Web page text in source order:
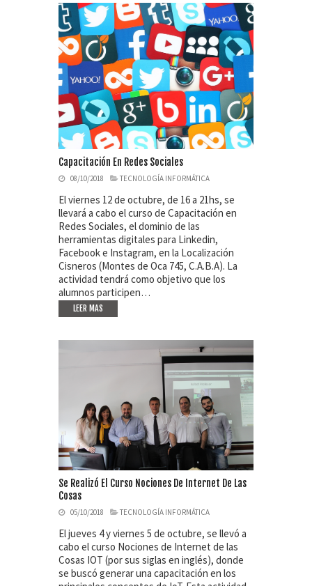
Capacitación En Redes Sociales
08/10/2018 TECNOLOGÍA INFORMÁTICA
El viernes 12 de octubre, de 16 a 21hs, se
llevará a cabo el curso de Capacitación en
Redes Sociales, el dominio de las
herramientas digitales para Linkedin,
Facebook e Instagram, en la Localización
Cisneros (Montes de Oca 745, C.A.B.A). La
actividad tendrá como objetivo que los
alumnos participen…
LEER MAS
Se Realizó El Curso Nociones De Internet De Las
Cosas
05/10/2018 TECNOLOGÍA INFORMÁTICA
El jueves 4 y viernes 5 de octubre, se llevó a
cabo el curso Nociones de Internet de las
Cosas IOT (por sus siglas en inglés), donde
se buscó generar una capacitación en los